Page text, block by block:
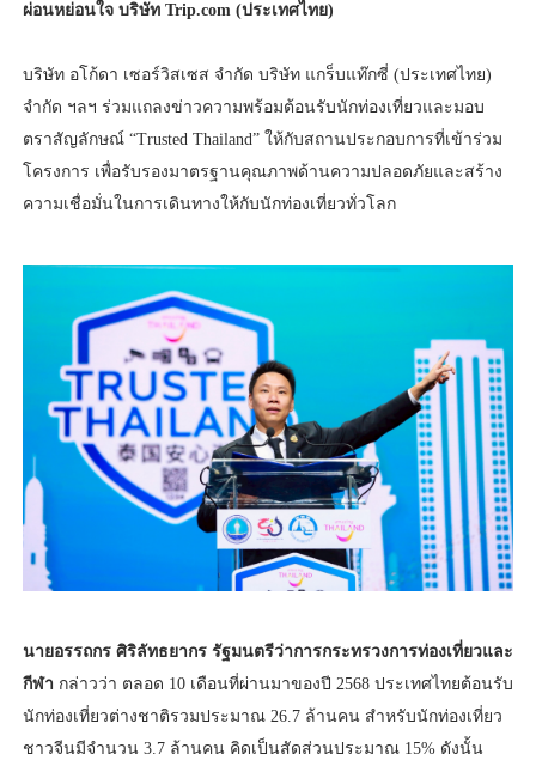
ผ่อนหย่อนใจ บริษัท Trip.com (ประเทศไทย)
บริษัท อโก้ดา เซอร์วิสเซส จำกัด บริษัท แกร็บแท๊กซี่ (ประเทศไทย)
จำกัด ฯลฯ ร่วมแถลงข่าวความพร้อมต้อนรับนักท่องเที่ยวและมอบ
ตราสัญลักษณ์ “Trusted Thailand” ให้กับสถานประกอบการที่เข้าร่วม
โครงการ เพื่อรับรองมาตรฐานคุณภาพด้านความปลอดภัยและสร้าง
ความเชื่อมั่นในการเดินทางให้กับนักท่องเที่ยวทั่วโลก
นายอรรถกร ศิริลัทธยากร รัฐมนตรีว่าการกระทรวงการท่องเที่ยวและ
กีฬา กล่าวว่า ตลอด 10 เดือนที่ผ่านมาของปี 2568 ประเทศไทยต้อนรับ
นักท่องเที่ยวต่างชาติรวมประมาณ 26.7 ล้านคน สำหรับนักท่องเที่ยว
ชาวจีนมีจำนวน 3.7 ล้านคน คิดเป็นสัดส่วนประมาณ 15% ดังนั้น